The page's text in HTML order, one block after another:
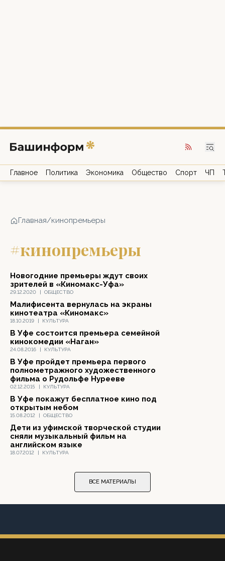
Главное Политика Экономика Общество Спорт ЧП
Главная/кинопремьеры
#кинопремьеры
29.12.2020 | ОБЩЕСТВО
Новогодние премьеры ждут своих
зрителей в «Киномакс-Уфа»
18.10.2019 | КУЛЬТУРА
Малифисента вернулась на экраны
кинотеатра «Киномакс»
24.08.2016 | КУЛЬТУРА
В Уфе состоится премьера семейной
кинокомедии «Наган»
02.12.2015 | КУЛЬТУРА
В Уфе пройдет премьера первого
полнометражного художественного
фильма о Рудольфе Нурееве
15.08.2012 | ОБЩЕСТВО
В Уфе покажут бесплатное кино под
открытым небом
18.07.2012 | КУЛЬТУРА
Дети из уфимской творческой студии
сняли музыкальный фильм на
английском языке
ВСЕ МАТЕРИАЛЫ